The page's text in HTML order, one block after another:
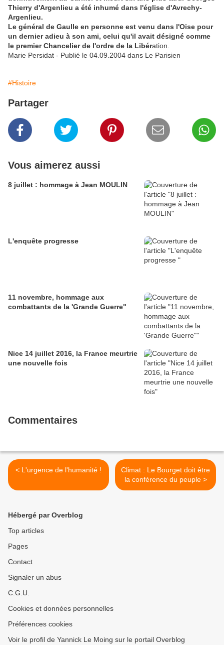
Thierry d'Argenlieu a été inhumé dans l'église d'Avrechy-
Argenlieu.
Le général de Gaulle en personne est venu dans l'Oise pour
un dernier adieu à son ami, celui qu'il avait désigné comme
le premier Chancelier de l'ordre de la Libération.
Marie Persidat - Publié le 04.09.2004 dans Le Parisien
#Histoire
Partager
Vous aimerez aussi
8 juillet : hommage à Jean MOULIN
L'enquête progresse
11 novembre, hommage aux
combattants de la 'Grande Guerre"
Nice 14 juillet 2016, la France meurtrie
une nouvelle fois
Commentaires
< L'urgence de l'humanité !
Climat : Le Bourget doit être
la conférence du peuple >
Hébergé par Overblog
Top articles
Pages
Contact
Signaler un abus
C.G.U.
Cookies et données personnelles
Préférences cookies
Voir le profil de Yannick Le Moing sur le portail Overblog